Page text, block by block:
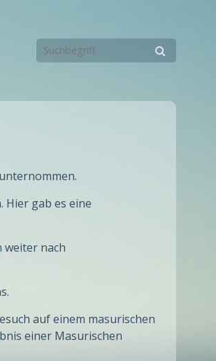
Hier gab es eine
weiter nach
auf einem masurischen
einer Masurischen